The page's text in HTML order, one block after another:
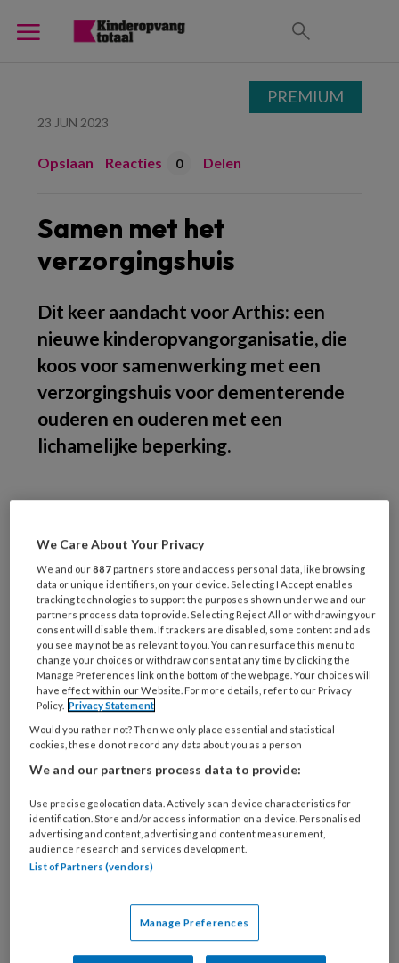
23 JUN 2023
Opslaan Reacties 0 Delen
Samen met het
verzorgingshuis
Dit keer aandacht voor Arthis: een
nieuwe kinderopvangorganisatie, die
koos voor samenwerking met een
verzorgingshuis voor dementerende
ouderen en ouderen met een
lichamelijke beperking.
Ga
REGISTREREN
Wil je dit artikel lezen?
Maak gratis een account aan en lees 2
artikelen gratis per maand
Al een account of abonnement?Log dan in
is
je
e-
mailadres?
Kies
wachtwoord* *
PREMIUM
We Care About Your Privacy
We and our887 partners store and access personal data, like browsing
data or unique identifiers, on your device. Selecting I Accept enables
tracking technologies to support the purposes shown under we and our
partners process data to provide. Selecting Reject All or withdrawing your
consent will disable them. If trackers are disabled, some content and ads
you see may not be as relevant to you. You can resurface this menu to
change your choices or withdraw consent at any time by clicking the
Manage Preferences link on the bottom of the webpage. Your choices will
have effect within our Website. For more details, refer to our Privacy
Policy. Privacy Statement
Would you rather not? Then we only place essential and statistical
cookies, these do not record any data about you as a person
We and our partners process data to provide:
Use precise geolocation data. Actively scan device characteristics for
identification. Store and/or access information on a device. Personalised
advertising and content, advertising and content measurement,
audience research and services development.
List of Partners (vendors)
Manage Preferences